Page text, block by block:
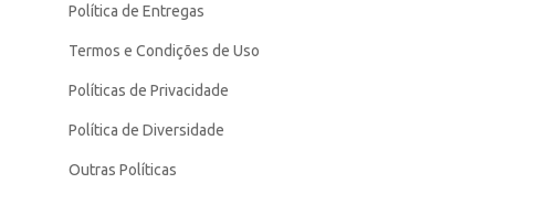
Política de Entregas
Termos e Condições de Uso
Políticas de Privacidade
Política de Diversidade
Outras Políticas